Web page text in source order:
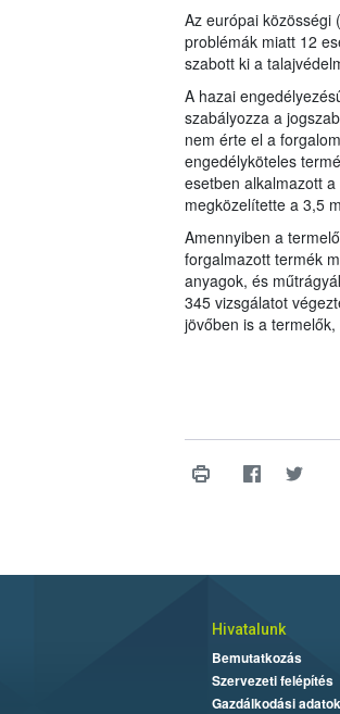
Az európai közösségi
problémák miatt 12
szabott ki a
A hazai
szabályozza a
nem érte el a
engedélyköteles
esetben alkalmazott
megközelítette a 3,5
Amennyiben a
forgalmazott termék
anyagok, és
345 vizsgálatot
jövőben is a
Hivatalunk
Bemutatkozás
Szervezeti felépítés
Gazdálkodási adatok